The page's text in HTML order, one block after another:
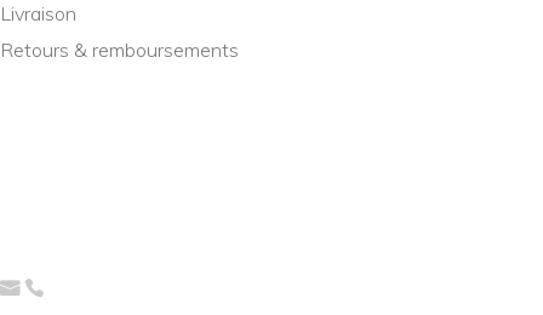
Livraison
Retours & remboursements